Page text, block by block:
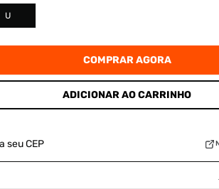
U
COMPRAR AGORA
ADICIONAR AO CARRINHO
seu CEP